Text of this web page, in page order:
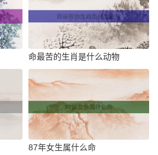
命最苦的生肖是什么动物
87年女生属什么命